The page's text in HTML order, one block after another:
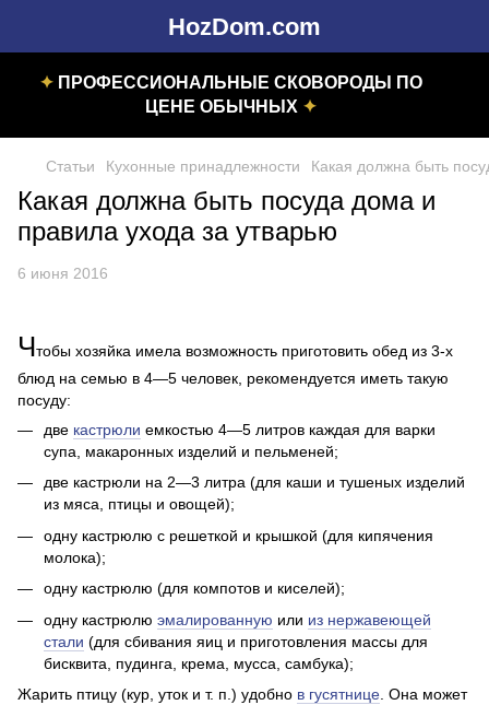
HozDom.com
✦ ПРОФЕССИОНАЛЬНЫЕ СКОВОРОДЫ ПО
ЦЕНЕ ОБЫЧНЫХ ✦
Статьи Кухонные принадлежности Какая должна быть
Какая должна быть посуда дома и
правила ухода за утварью
6 июня 2016
Чтобы хозяйка имела возможность приготовить обед из 3-х
блюд на семью в 4—5 человек, рекомендуется иметь такую
посуду:
две кастрюли емкостью 4—5 литров каждая для варки
супа, макаронных изделий и пельменей;
две кастрюли на 2—3 литра (для каши и тушеных изделий
из мяса, птицы и овощей);
одну кастрюлю с решеткой и крышкой (для кипячения
молока);
одну кастрюлю (для компотов и киселей);
одну кастрюлю эмалированную или из нержа­веющей
стали (для сбивания яиц и приготовления массы для
бисквита, пудинга, крема, мусса, самбука);
Жарить птицу (кур, уток и т. п.) удобно в гусятнице . Она может